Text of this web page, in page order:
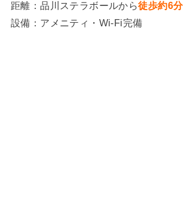
距離：品川ステラボールから徒歩約6分
設備：アメニティ・Wi-Fi完備